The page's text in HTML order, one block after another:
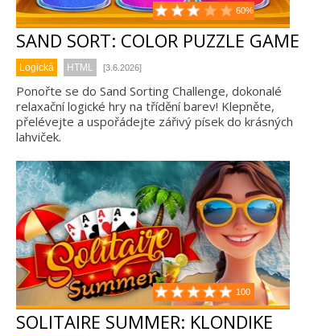
60%
SAND SORT: COLOR PUZZLE GAME
Logická HTML [3.6.2026]
Ponořte se do Sand Sorting Challenge, dokonalé
relaxační logické hry na třídění barev! Klepněte,
přelévejte a uspořádejte zářivý písek do krásných
lahviček.
100
SOLITAIRE SUMMER: KLONDIKE